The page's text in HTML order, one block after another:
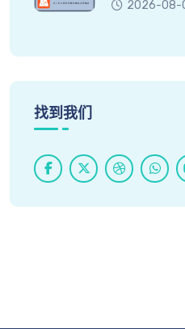
2026-08-
找到我们